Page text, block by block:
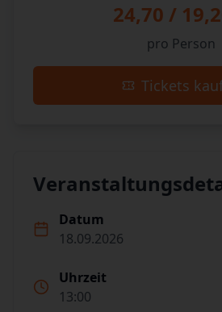
24,70 /
pro Person
Tickets
Datum
18.09.2026
Uhrzeit
13:00